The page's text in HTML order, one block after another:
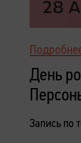
День
Запись по